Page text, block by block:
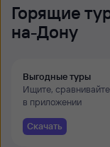
Горящие
на-Дону
Выгодные туры
Ищите,
в приложении
Скачать